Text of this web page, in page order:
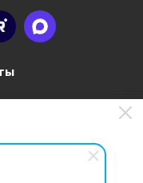
д.6А,
Вы даете
и